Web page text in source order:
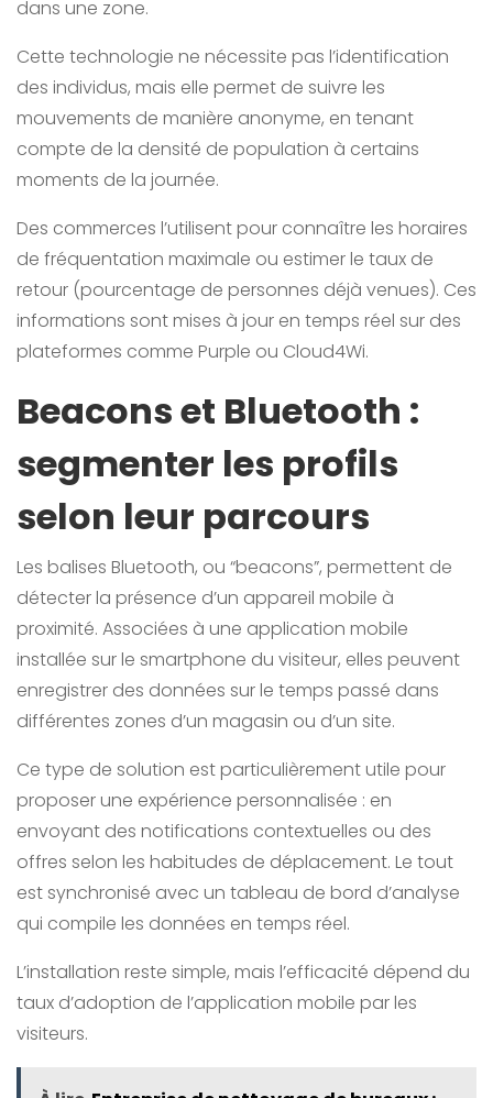
dans une zone.
Cette technologie ne nécessite pas l’identification
des individus, mais elle permet de suivre les
mouvements de manière anonyme, en tenant
compte de la densité de population à certains
moments de la journée.
Des commerces l’utilisent pour connaître les horaires
de fréquentation maximale ou estimer le taux de
retour (pourcentage de personnes déjà venues). Ces
informations sont mises à jour en temps réel sur des
plateformes comme Purple ou Cloud4Wi.
Beacons et Bluetooth :
segmenter les profils
selon leur parcours
Les balises Bluetooth, ou “beacons”, permettent de
détecter la présence d’un appareil mobile à
proximité. Associées à une application mobile
installée sur le smartphone du visiteur, elles peuvent
enregistrer des données sur le temps passé dans
différentes zones d’un magasin ou d’un site.
Ce type de solution est particulièrement utile pour
proposer une expérience personnalisée : en
envoyant des notifications contextuelles ou des
offres selon les habitudes de déplacement. Le tout
est synchronisé avec un tableau de bord d’analyse
qui compile les données en temps réel.
L’installation reste simple, mais l’efficacité dépend du
taux d’adoption de l’application mobile par les
visiteurs.